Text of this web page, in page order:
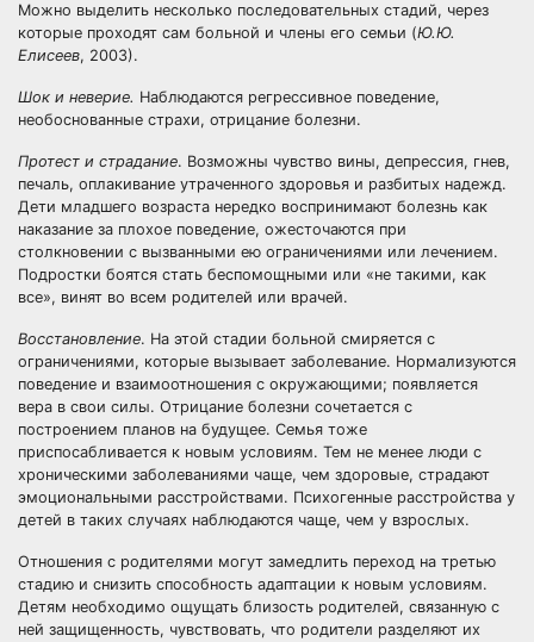
Можно выделить несколько последовательных стадий, через
которые проходят сам больной и члены его семьи (Ю.Ю.
Елисеев, 2003).
Шок и неверие. Наблюдаются регрессивное поведение,
необоснованные страхи, отрицание болезни.
Протест и страдание. Возможны чувство вины, депрессия, гнев,
печаль, оплакивание утраченного здоровья и разбитых надежд.
Дети младшего возраста нередко воспринимают болезнь как
наказание за плохое поведение, ожесточаются при
столкновении с вызванными ею ограничениями или лечением.
Подростки боятся стать беспомощными или «не такими, как
все», винят во всем родителей или врачей.
Восстановление. На этой стадии больной смиряется с
ограничениями, которые вызывает заболевание. Нормализуются
поведение и взаимоотношения с окружающими; появляется
вера в свои силы. Отрицание болезни сочетается с
построением планов на будущее. Семья тоже
приспосабливается к новым условиям. Тем не менее люди с
хроническими заболеваниями чаще, чем здоровые, страдают
эмоциональными расстройствами. Психогенные расстройства у
детей в таких случаях наблюдаются чаще, чем у взрослых.
Отношения с родителями могут замедлить переход на третью
стадию и снизить способность адаптации к новым условиям.
Детям необходимо ощущать близость родителей, связанную с
ней защищенность, чувствовать, что родители разделяют их